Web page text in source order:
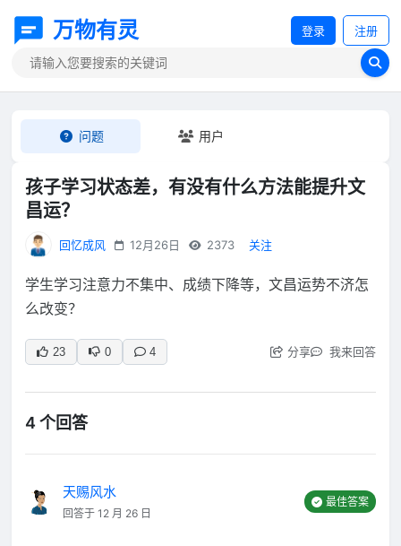
万物有灵 登录 注册
问题 用户
孩子学习状态差，有没有什么方法能提升文
昌运？
回忆成风 12月26日 2373 关注
学生学习注意力不集中、成绩下降等，文昌运势不济怎
么改变？
23 0 4 分享 我来回答
4 个回答
天赐风水
回答于 12 月 26 日
最佳答案